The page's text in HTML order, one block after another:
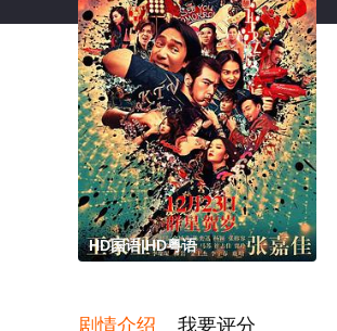
HD国语|HD粤语
剧情介绍 我要评分